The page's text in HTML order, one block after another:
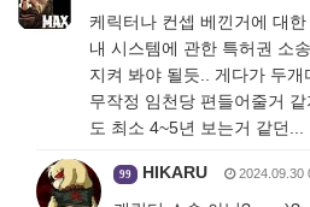
케릭터나 컨셉 베낀거에 대
내 시스템에 관한 특허권 소
지켜 봐야 될듯.. 게다가 두
무작정 임천당 편들어줄거
도 최소 4~5년 보는거 같던...
99 HIKARU 2024.09.30